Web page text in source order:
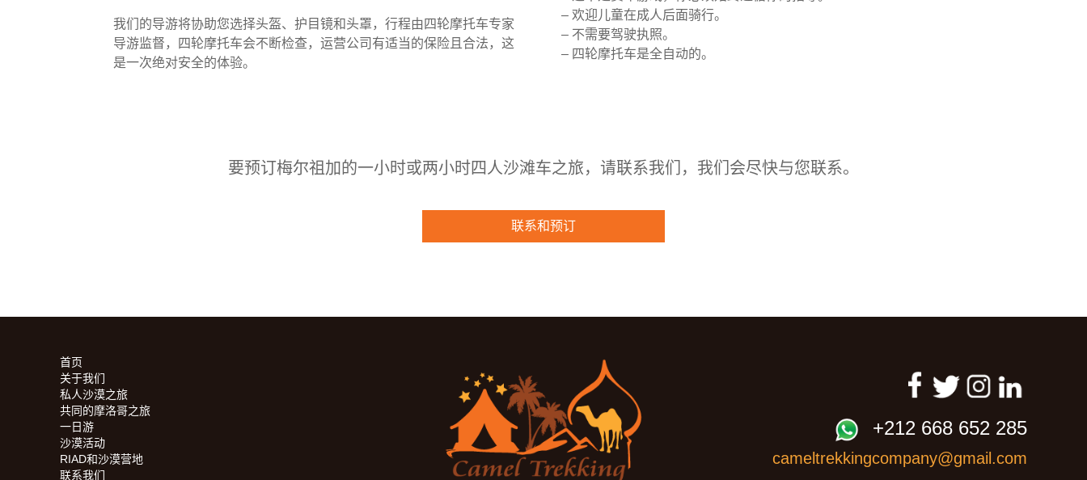
我们的导游将协助您选择头盔、护目镜和头罩，行程由四轮摩托车专家
导游监督，四轮摩托车会不断检查，运营公司有适当的保险且合法，这
是一次绝对安全的体验。
– 欢迎儿童在成人后面骑行。
– 不需要驾驶执照。
– 四轮摩托车是全自动的。
要预订梅尔祖加的一小时或两小时四人沙滩车之旅，请联系我们，我们会尽快与您联系。
联系和预订
首页
关于我们
私人沙漠之旅
共同的摩洛哥之旅
一日游
沙漠活动
RIAD和沙漠营地
联系我们
+212 668 652 285
cameltrekkingcompany@gmail.com